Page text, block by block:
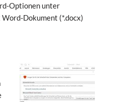
Optionen unter
Dokument (*.docx)